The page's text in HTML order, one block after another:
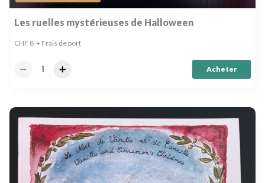
Les ruelles mystérieuses de Halloween
CHF 8 + Frais de port
Acheter